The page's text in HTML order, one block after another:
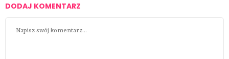
DODAJ KOMENTARZ